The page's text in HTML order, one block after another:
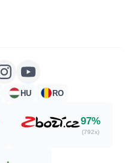
HU RO
97%
(792x)